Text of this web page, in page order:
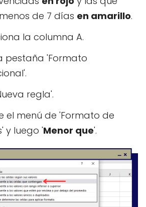
de 7 días en amarillo.
la columna A.
pestaña 'Formato
regla'.
el menú de 'Formato de
y luego 'Menor que'.